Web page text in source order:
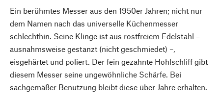
Ein berühmtes Messer aus den 1950er Jahren; nicht nur
dem Namen nach das universelle Küchenmesser
schlechthin. Seine Klinge ist aus rostfreiem Edelstahl –
ausnahmsweise gestanzt (nicht geschmiedet) –,
eisgehärtet und poliert. Der fein gezahnte Hohlschliff gibt
diesem Messer seine ungewöhnliche Schärfe. Bei
sachgemäßer Benutzung bleibt diese über Jahre erhalten.